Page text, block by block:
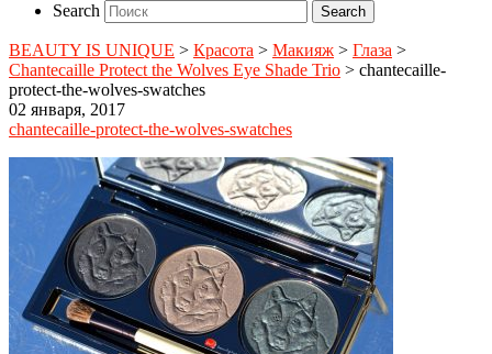
Search
BEAUTY IS UNIQUE > Красота > Макияж > Глаза >
Chantecaille Protect the Wolves Eye Shade Trio > chantecaille-
protect-the-wolves-swatches
02 января, 2017
chantecaille-protect-the-wolves-swatches